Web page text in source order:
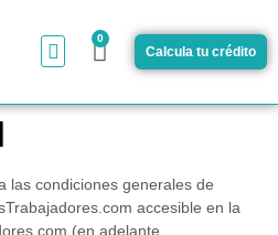
0
Calcula tu crédito
las condiciones generales de
accesible en la
(en adelante,